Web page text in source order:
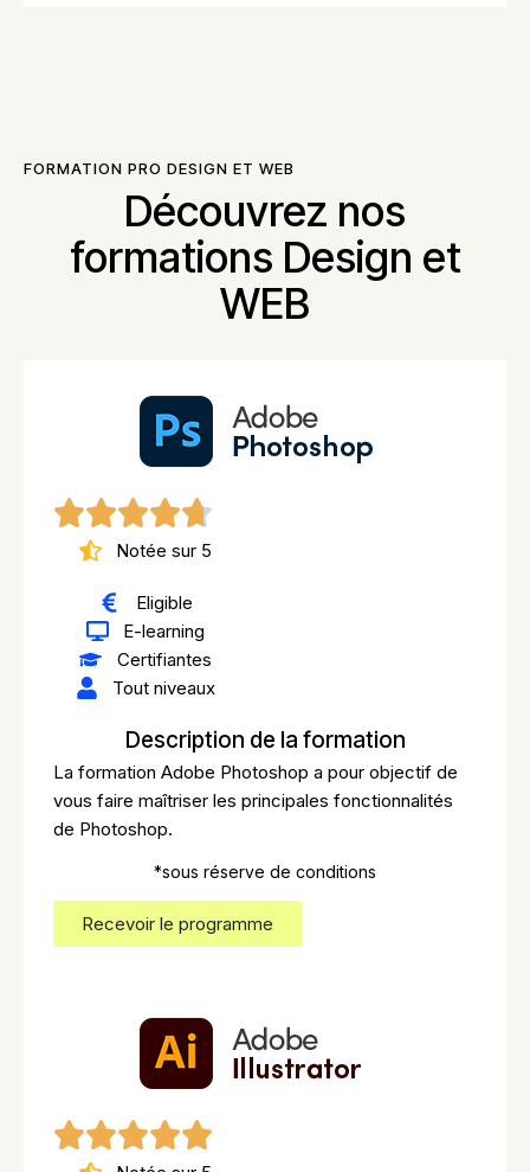
FORMATION PRO DESIGN ET WEB
Découvrez nos
formations Design et
WEB
Notée sur 5
Eligible
E-learning
Certifiantes
Tout niveaux
Description de la formation
La formation Adobe Photoshop a pour objectif de
vous faire maîtriser les principales fonctionnalités
de Photoshop.
*sous réserve de conditions
Recevoir le programme